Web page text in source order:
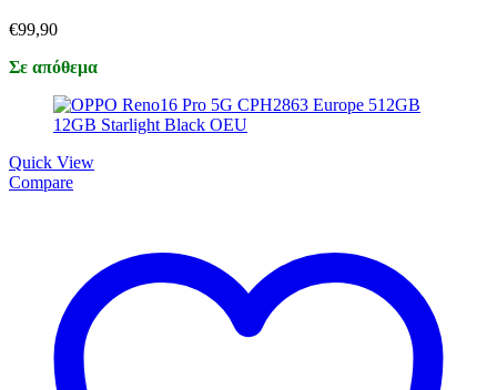
€99,90
Σε απόθεμα
Quick View
Compare